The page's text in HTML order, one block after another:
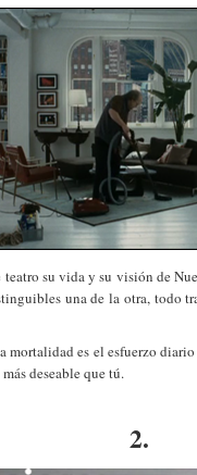
teatro su vida y su visión de
una de la otra, todo
es el esfuerzo
deseable que tú.
2.